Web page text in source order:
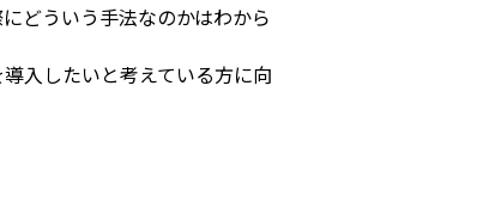
どういう手法なのかはわから
入したいと考えている方に向